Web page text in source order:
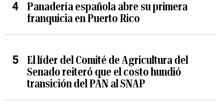
Panadería española abre su primera
franquicia en Puerto Rico
El líder del Comité de Agricultura del
Senado reiteró que el costo hundió
transición del PAN al SNAP